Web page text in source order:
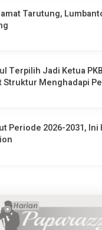
Tarutung,
Terpilih Jadi Ketua
Struktur Menghadapi
Periode 2026-2031, Ini